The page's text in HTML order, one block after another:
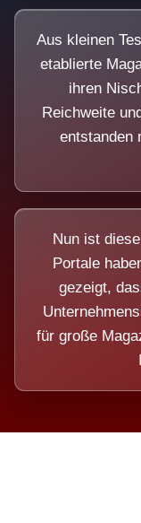
Aus kleinen
etablierte
ihren
Reichweite
entstanden
Nun ist
Portale
gezeigt,
für große